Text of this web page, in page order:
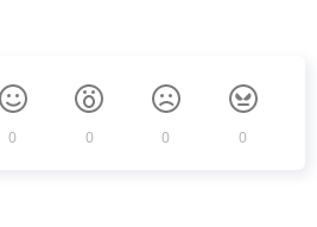
0 0 0 0